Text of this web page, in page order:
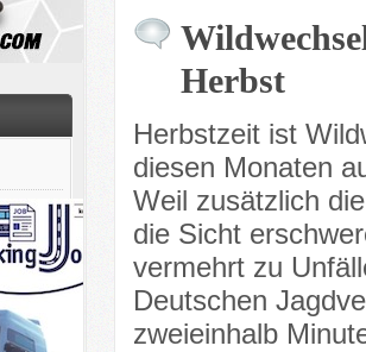
Herbst
Herbstzeit ist
diesen Monaten
Weil zusätzlich
die Sicht
vermehrt zu
Deutschen
zweieinhalb